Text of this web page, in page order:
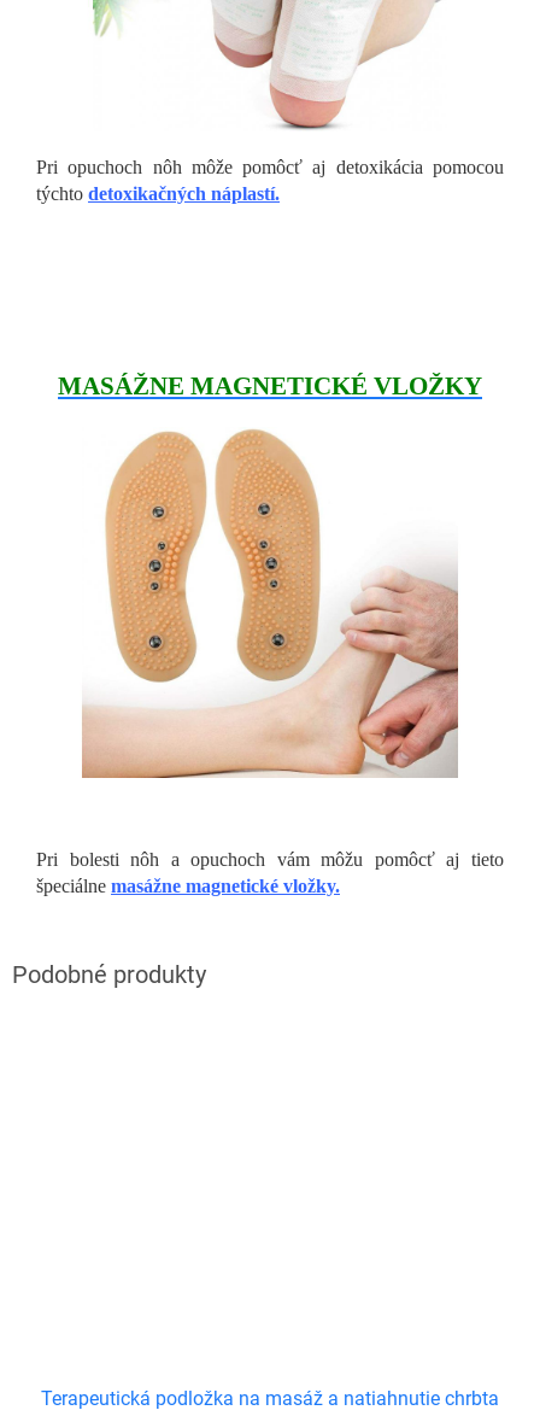
Pri opuchoch nôh môže pomôcť aj detoxikácia pomocou
týchto detoxikačných náplastí.
MASÁŽNE MAGNETICKÉ VLOŽKY
Pri bolesti nôh a opuchoch vám môžu pomôcť aj tieto
špeciálne masážne magnetické vložky.
Terapeutická podložka na masáž a natiahnutie chrbta